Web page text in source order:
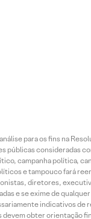
para os fins na
públicas consideradas
campanha política,
e tampouco fará
diretores,
e se exime de
indicativos
obter orientação